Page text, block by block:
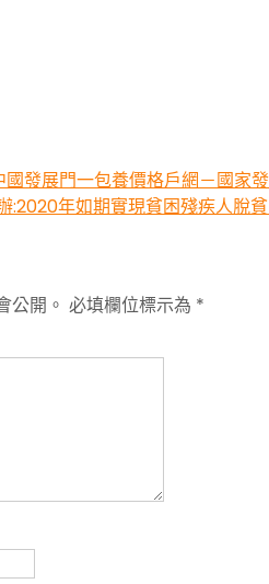
發展門一包養價格戶網－國家
:2020年如期實現貧困殘疾人脫
公開。 必填欄位標示為 *